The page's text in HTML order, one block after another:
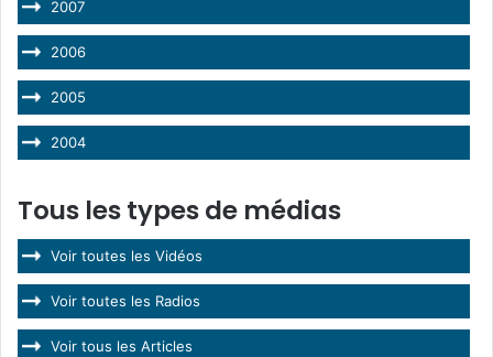
2007
2006
2005
2004
Tous les types de médias
Voir toutes les Vidéos
Voir toutes les Radios
Voir tous les Articles